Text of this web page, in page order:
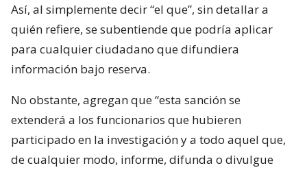
Así, al simplemente decir “el que”, sin detallar a
quién refiere, se subentiende que podría aplicar
para cualquier ciudadano que difundiera
información bajo reserva.
No obstante, agregan que “esta sanción se
extenderá a los funcionarios que hubieren
participado en la investigación y a todo aquel que,
de cualquier modo, informe, difunda o divulgue